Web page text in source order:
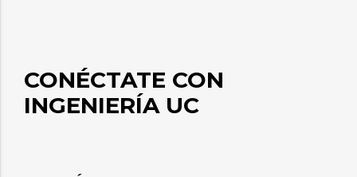
CONÉCTATE CON
INGENIERÍA UC